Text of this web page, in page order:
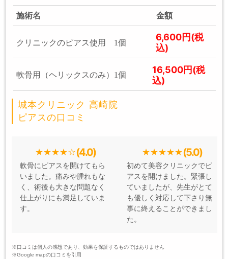
施術名 金額
クリニックのピアス使用 1個
6,600円(税
込)
軟骨用（ヘリックスのみ）1個
16,500円(税
込)
城本クリニック 高崎院
ピアスの口コミ
(4.0)
軟骨にピアスを開けてもら
いました。痛みや腫れもな
く、術後も大きな問題なく
仕上がりにも満足していま
す。
(5.0)
初めて美容クリニックでピ
アスを開けました。緊張し
ていましたが、先生がとて
も優しく対応して下さり無
事に終えることができまし
た。
※口コミは個人の感想であり、効果を保証するものではありません
※Google mapの口コミを引用